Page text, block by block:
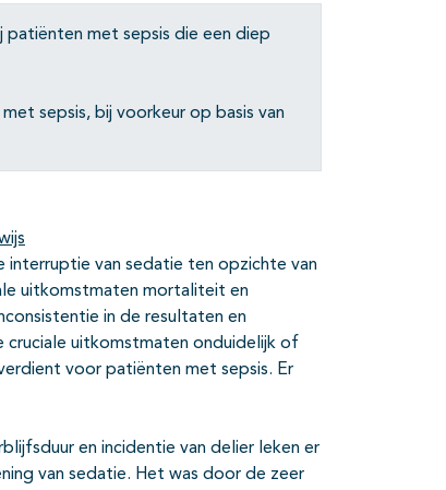
met sepsis die een diep
sepsis, bij voorkeur op basis van
interruptie van sedatie ten opzichte van
uitkomstmaten mortaliteit en
in de resultaten en
uitkomstmaten onduidelijk of
voor patiënten met sepsis. Er
en incidentie van delier leken er
van sedatie. Het was door de zeer